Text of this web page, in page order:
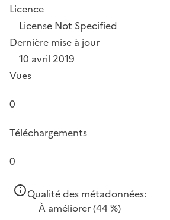
Licence
License Not Specified
Dernière mise à jour
10 avril 2019
Vues
0
Téléchargements
0
Qualité des métadonnées:
À améliorer(44 %)